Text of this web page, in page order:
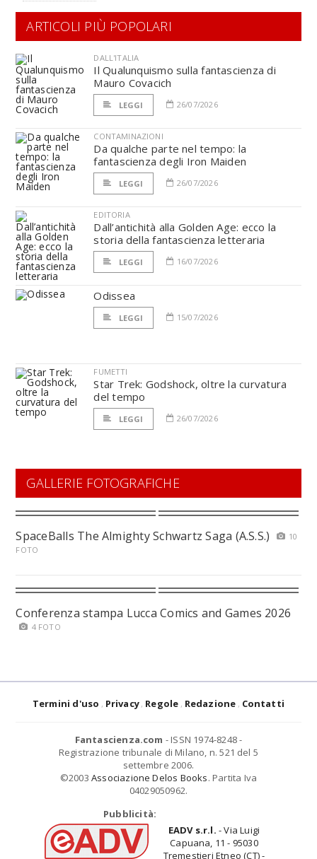
ARTICOLI PIÙ POPOLARI
DALL'ITALIA
Il Qualunquismo sulla fantascienza di
Mauro Covacich
LEGGI 26/07/2026
CONTAMINAZIONI
Da qualche parte nel tempo: la
fantascienza degli Iron Maiden
LEGGI 26/07/2026
EDITORIA
Dall’antichità alla Golden Age: ecco la
storia della fantascienza letteraria
LEGGI 16/07/2026
Odissea
LEGGI 15/07/2026
FUMETTI
Star Trek: Godshock, oltre la curvatura
del tempo
LEGGI 26/07/2026
GALLERIE FOTOGRAFICHE
SpaceBalls The Almighty Schwartz Saga (A.S.S.)
10
FOTO
Conferenza stampa Lucca Comics and Games 2026
4 FOTO
Termini d'uso Privacy Regole Redazione Contatti
Fantascienza.com - ISSN 1974-8248 -
Registrazione tribunale di Milano, n. 521 del 5
settembre 2006.
©2003 Associazione Delos Books. Partita Iva
04029050962.
Pubblicità:
EADV s.r.l. - Via Luigi
Capuana, 11 - 95030
Tremestieri Etneo (CT) -